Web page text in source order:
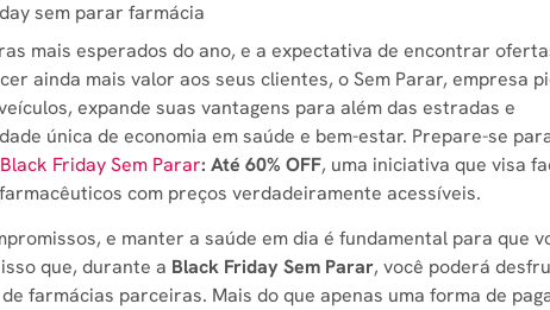
sem parar farmácia
mais esperados do ano, e a expectativa de encontrar
ainda mais valor aos seus clientes, o Sem Parar, empresa
expande suas vantagens para além das estradas e
única de economia em saúde e bem-estar. Prepare-se
Black Friday Sem Parar: Até 60% OFF, uma iniciativa que visa
com preços verdadeiramente acessíveis.
e manter a saúde em dia é fundamental para que
que, durante a Black Friday Sem Parar, você poderá
farmácias parceiras. Mais do que apenas uma forma de